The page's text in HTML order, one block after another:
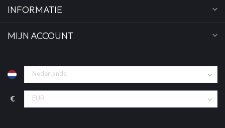
INFORMATIE
MIJN ACCOUNT
€